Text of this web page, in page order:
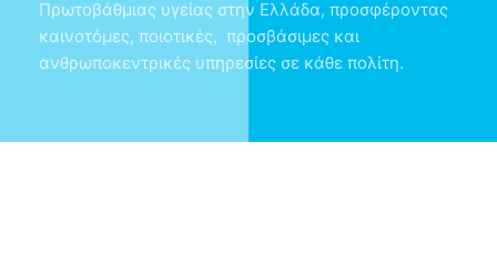
Πρωτοβάθμιας υγείας στην Ελλάδα, προσφέροντας
καινοτόμες, ποιοτικές, προσβάσιμες και
ανθρωποκεντρικές υπηρεσίες σε κάθε πολίτη.